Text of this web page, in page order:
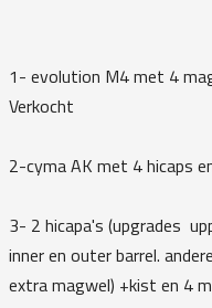
1- evolution M4 met 4
Verkocht
2-cyma AK met 4 hicaps
3- 2 hicapa's (upgrades
inner en outer barrel.
extra magwel) +kist en 4